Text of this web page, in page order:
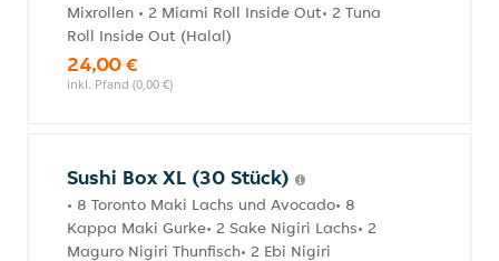
Mixrollen • 2 Miami Roll Inside Out• 2 Tuna
Roll Inside Out (Halal)
24,00 €
inkl. Pfand (0,00 €)
Sushi Box XL (30 Stück)
• 8 Toronto Maki Lachs und Avocado• 8
Kappa Maki Gurke• 2 Sake Nigiri Lachs• 2
Maguro Nigiri Thunfisch• 2 Ebi Nigiri